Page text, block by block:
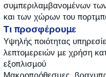
συμπεριλαμβανομένων
και των χώρων του
Τι προσφέρουμε
Υψηλής ποιότητας
λεπτομερειών με χρήση
εξοπλισμού
Μακροπρόθεσμες,